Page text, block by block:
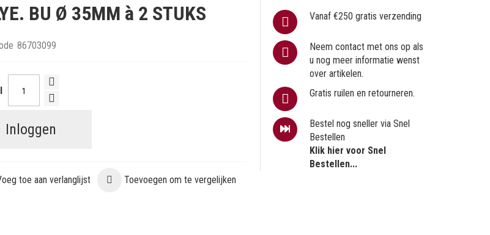
BU Ø 35MM à 2 STUKS
86703099
Inloggen
toe aan verlanglijst Toevoegen om te vergelijken
Vanaf €250 gratis verzending
Neem contact met ons op als
u nog meer informatie wenst
over artikelen.
Gratis ruilen en retourneren.
Bestel nog sneller via Snel
Bestellen
Klik hier voor Snel
Bestellen...